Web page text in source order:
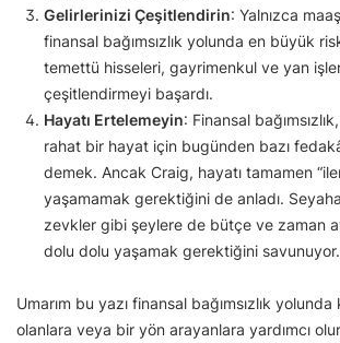
Gelirlerinizi Çeşitlendirin: Yalnızca
finansal bağımsızlık yolunda en büyük
temettü hisseleri, gayrimenkul ve yan
çeşitlendirmeyi başardı.
Hayatı Ertelemeyin: Finansal
rahat bir hayat için bugünden bazı
demek. Ancak Craig, hayatı tamamen
yaşamamak gerektiğini de anladı.
zevkler gibi şeylere de bütçe ve zaman
dolu dolu yaşamak gerektiğini savunuyor.
Umarım bu yazı finansal bağımsızlık yolunda
olanlara veya bir yön arayanlara yardımcı